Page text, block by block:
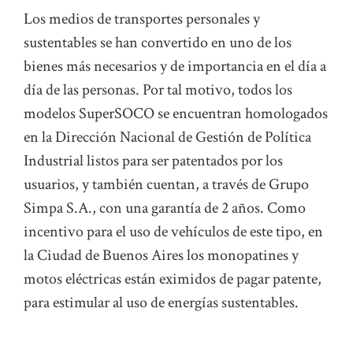
Los medios de transportes personales y
sustentables se han convertido en uno de los
bienes más necesarios y de importancia en el día a
día de las personas. Por tal motivo, todos los
modelos SuperSOCO se encuentran homologados
en la Dirección Nacional de Gestión de Política
Industrial listos para ser patentados por los
usuarios, y también cuentan, a través de Grupo
Simpa S.A., con una garantía de 2 años. Como
incentivo para el uso de vehículos de este tipo, en
la Ciudad de Buenos Aires los monopatines y
motos eléctricas están eximidos de pagar patente,
para estimular al uso de energías sustentables.